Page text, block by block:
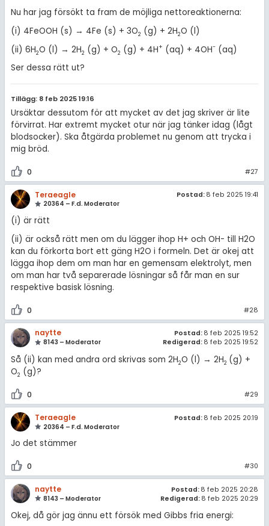
Nu har jag försökt ta fram de möjliga nettoreaktionerna:
(i) 4FeOOH (s) → 4Fe (s) + 3O2 (g) + 2H2O (l)
(ii) 6H2O (l) → 2H2 (g) + O2 (g) + 4H+ (aq) + 4OH-(aq)
Ser dessa rätt ut?
Tillägg: 8 feb 2025 19:16
Ursäktar dessutom för att mycket av det jag skriver är lite
förvirrat. Har extremt mycket otur när jag tänker idag (lågt
blodsocker). Ska åtgärda problemet nu genom att trycka i
mig bröd.
0 #27
Teraeagle
20364 – F.d. Moderator
Postad: 8 feb 2025 19:41
(i) är rätt
(ii) är också rätt men om du lägger ihop H+ och OH- till H2O
kan du förkorta bort ett gäng H2O i formeln. Det är okej att
lägga ihop dem om man har en gemensam elektrolyt, men
om man har två separerade lösningar så får man en sur
respektive basisk lösning.
0 #28
naytte
8143 – Moderator
Postad: 8 feb 2025 19:52
Redigerad: 8 feb 2025 19:52
Så (ii) kan med andra ord skrivas som 2H2O (l) → 2H2 (g) +
O2 (g)?
0 #29
Teraeagle
20364 – F.d. Moderator
Postad: 8 feb 2025 20:19
Jo det stämmer
0 #30
naytte
8143 – Moderator
Postad: 8 feb 2025 20:28
Redigerad: 8 feb 2025 20:29
Okej, då gör jag ännu ett försök med Gibbs fria energi: